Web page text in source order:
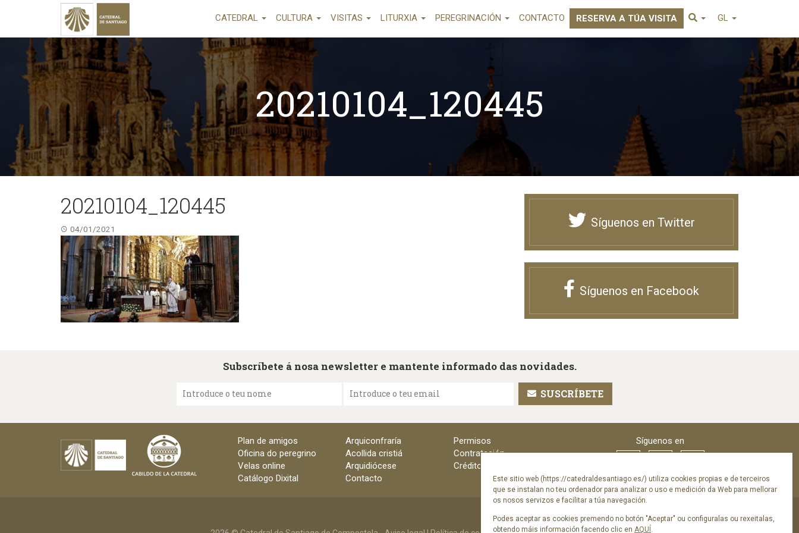
Este sitio web (https://catedraldesantiago.es/) utiliza cookies propias e de terceiros
que se instalan no teu ordenador para analizar o uso e medición da Web para mellorar
os nosos servizos e facilitar a túa navegación.
Podes aceptar as cookies premendo no botón "Aceptar" ou configuralas ou rexeitalas,
obtendo máis información facendo clic en AQUÍ.
CATEDRAL CULTURA VISITAS LITURXIA PEREGRINACIÓN CONTACTO RESERVA A TÚA VISITA GL
20210104_120445
20210104_120445
04/01/2021 Síguenos en Twitter
Síguenos en Facebook
Subscríbete á nosa newsletter e mantente informado das novidades.
Introduce o teu nome Introduce o teu email
Plan de amigos Arquiconfraría
Permisos
Oficina do peregrino
Acollida cristiá
Contratación
Velas online
Arquidiócese
Créditos
Catálogo Dixital
Contacto
Síguenos en